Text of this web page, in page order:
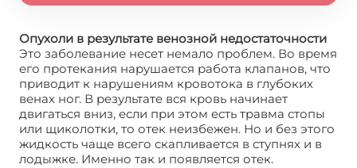
Опухоли в результате венозной недостаточности
Это заболевание несет немало проблем. Во время
его протекания нарушается работа клапанов, что
приводит к нарушениям кровотока в глубоких
венах ног. В результате вся кровь начинает
двигаться вниз, если при этом есть травма стопы
или щиколотки, то отек неизбежен. Но и без этого
жидкость чаще всего скапливается в ступнях и в
лодыжке. Именно так и появляется отек.